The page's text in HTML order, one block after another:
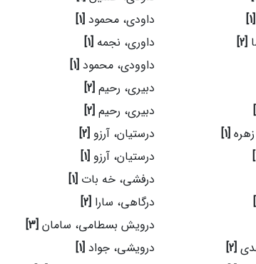
[1]
[2]
[1]
[2]
داودی، محمود [1]
داوری، نجمه [1]
داوودی، محمود [1]
دبیری، رحیم [2]
دبیری، رحیم [2]
درستیان، آرزو [2]
درستیان، آرزو [1]
درفشی، خه بات [1]
درگاهی، سارا [2]
درویش بسطامی، سامان [3]
درویشی، جواد [1]